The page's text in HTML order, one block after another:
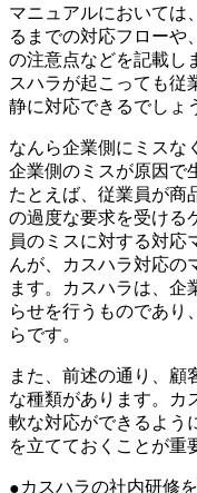
マニュアルにおいては
るまでの対応フローや
の注意点などを記載し
スハラが起こっても従
静に対応できるでしょ
なんら企業側にミスな
企業側のミスが原因で
たとえば、従業員が商
の過度な要求を受ける
員のミスに対する対応
んが、カスハラ対応の
ます。カスハラは、企
らせを行うものであり
らです。
また、前述の通り、顧
な種類があります。カ
軟な対応ができるよう
を立てておくことが重
カスハラの社内研修